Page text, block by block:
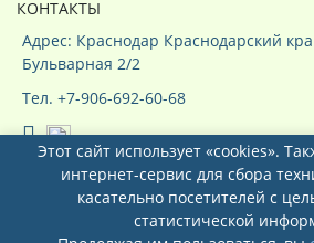
КОНТАКТЫ
Адрес: Краснодар Краснодарский
Бульварная 2/2
Тел. +7-906-692-60-68
Этот сайт использует «cookies».
интернет-сервис для сбора
касательно посетителей с
статистической